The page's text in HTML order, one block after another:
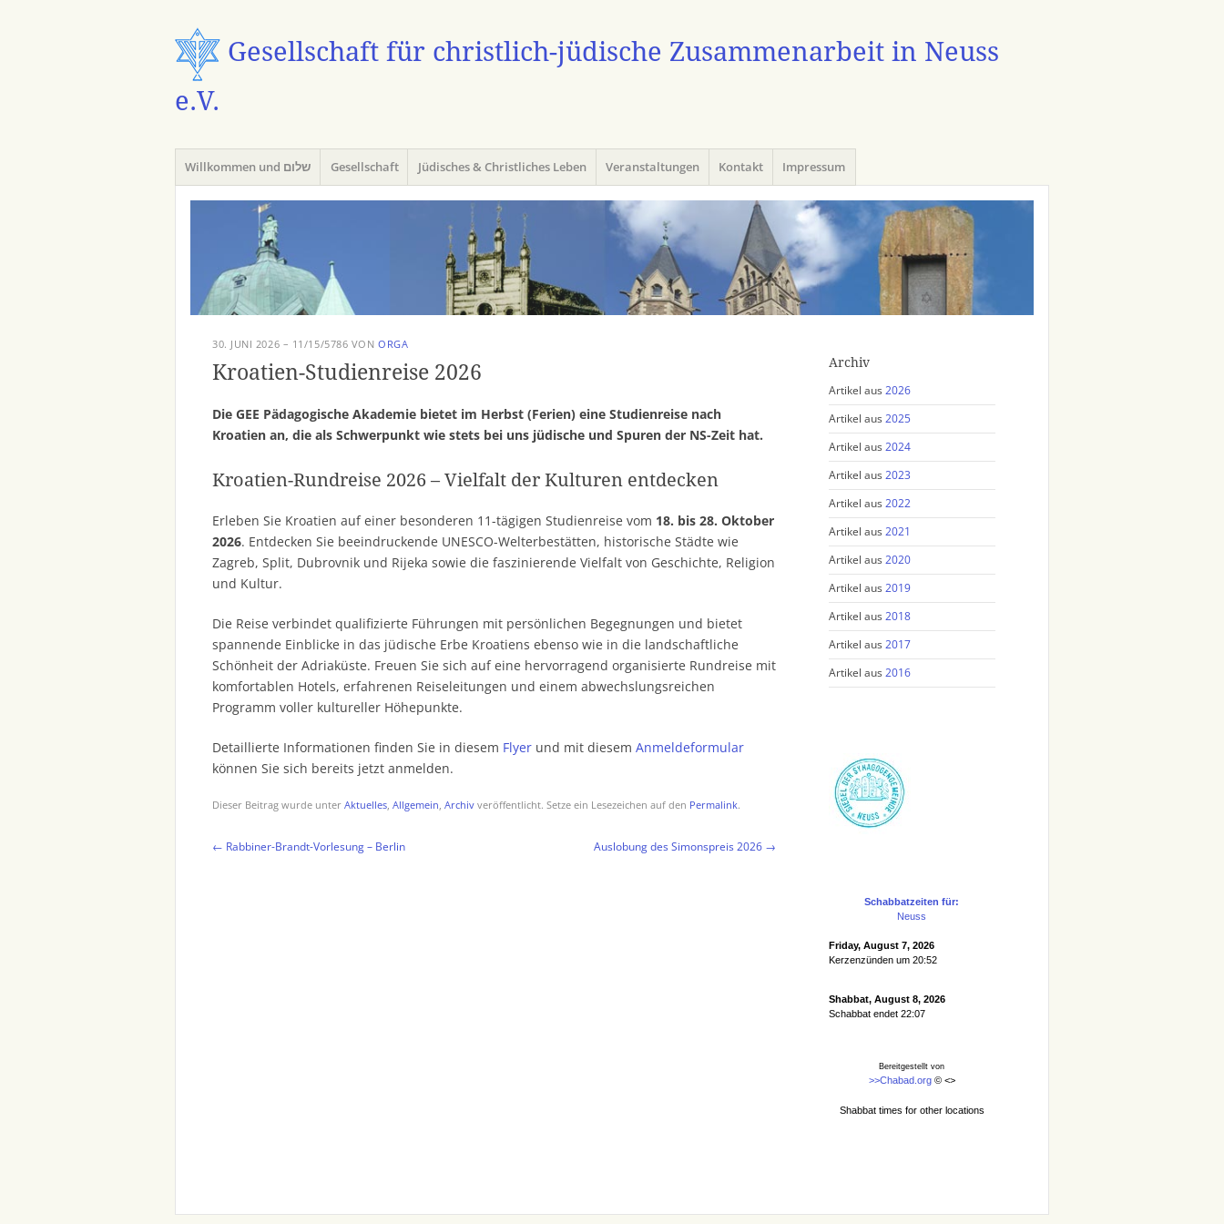
Gesellschaft für christlich-jüdische Zusammenarbeit in Neuss
e.V.
Menü
Zum
Inhalt
springen
Willkommen und שלום Gesellschaft Jüdisches & Christliches Leben Veranstaltungen Kontakt Impressum
30. JUNI 2026 – 11/15/5786 VONORGA
Kroatien-Studienreise 2026
Die GEE Pädagogische Akademie bietet im Herbst (Ferien) eine Studienreise nach
Kroatien an, die als Schwerpunkt wie stets bei uns jüdische und Spuren der NS-Zeit hat.
Kroatien-Rundreise 2026 – Vielfalt der Kulturen entdecken
Erleben Sie Kroatien auf einer besonderen 11-tägigen Studienreise vom 18. bis 28. Oktober
2026. Entdecken Sie beeindruckende UNESCO-Welterbestätten, historische Städte wie
Zagreb, Split, Dubrovnik und Rijeka sowie die faszinierende Vielfalt von Geschichte, Religion
und Kultur.
Die Reise verbindet qualifizierte Führungen mit persönlichen Begegnungen und bietet
spannende Einblicke in das jüdische Erbe Kroatiens ebenso wie in die landschaftliche
Schönheit der Adriaküste. Freuen Sie sich auf eine hervorragend organisierte Rundreise mit
komfortablen Hotels, erfahrenen Reiseleitungen und einem abwechslungsreichen
Programm voller kultureller Höhepunkte.
Detaillierte Informationen finden Sie in diesem Flyer und mit diesem Anmeldeformular
können Sie sich bereits jetzt anmelden.
Dieser Beitrag wurde unter Aktuelles, Allgemein, Archiv veröffentlicht. Setze ein Lesezeichen auf den Permalink.
Beitragsnavigation
← Rabbiner-Brandt-Vorlesung – Berlin Auslobung des Simonspreis 2026 →
Archiv
Artikel aus2026
Artikel aus2025
Artikel aus2024
Artikel aus2023
Artikel aus2022
Artikel aus2021
Artikel aus2020
Artikel aus2019
Artikel aus2018
Artikel aus2017
Artikel aus2016
Schabbatzeiten für:
Neuss
Friday, August 7, 2026
Kerzenzünden um 20:52
Shabbat, August 8, 2026
Schabbat endet 22:07
Bereitgestellt von
>>Chabad.org© <>
Shabbat times for other locations